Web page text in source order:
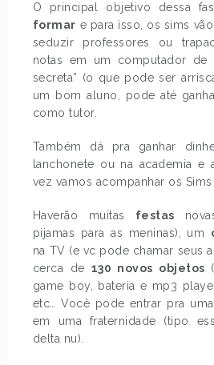
O principal objetivo dessa
formar e para isso, os sims
seduzir professores ou
notas em um computador de
secreta” (o que pode ser
um bom aluno, pode até
como tutor.
Também dá pra ganhar
lanchonete ou na academia e
vez vamos acompanhar os
Haverão muitas festas
pijamas para as meninas), um
na TV (e vc pode chamar seus
cerca de 130 novos objetos
game boy, bateria e mp3
etc… Você pode entrar pra
em uma fraternidade (tipo
delta nu).